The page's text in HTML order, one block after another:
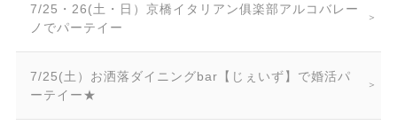
7/25・26(土・日）京橋イタリアン俱楽部アルコバレー
ノでパーテイー
7/25(土）お洒落ダイニングbar【じぇいず】で婚活パ
ーテイー★